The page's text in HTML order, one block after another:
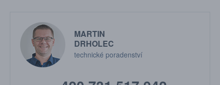
MARTIN
DRHOLEC
technické poradenství